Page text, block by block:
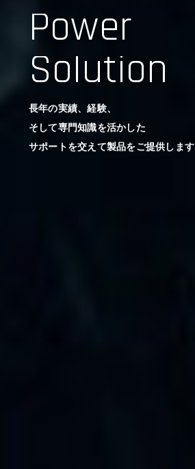
Power
Solution
長年の実績、経験、
そして専門知識を活かした
サポートを交えて製品をご提供します